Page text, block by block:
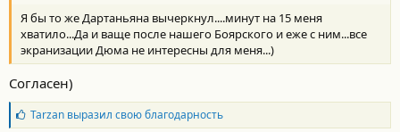
и
:
Я бы то же Дартаньяна вычеркнул....минут на 15 меня
хватило...Да и ваще после нашего Боярского и еже с ним...все
экранизации Дюма не интересны для меня...)
Согласен)
Б
л
Tarzanвыразил свою благодарность